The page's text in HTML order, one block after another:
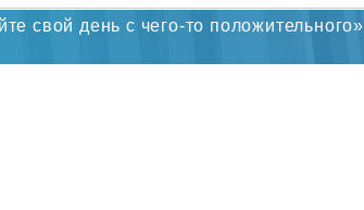
свой день с чего-то положительного»